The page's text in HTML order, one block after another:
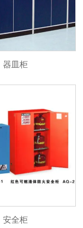
器皿柜
安全柜
器皿柜
安全柜